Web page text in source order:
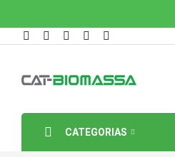
CATEGORIAS